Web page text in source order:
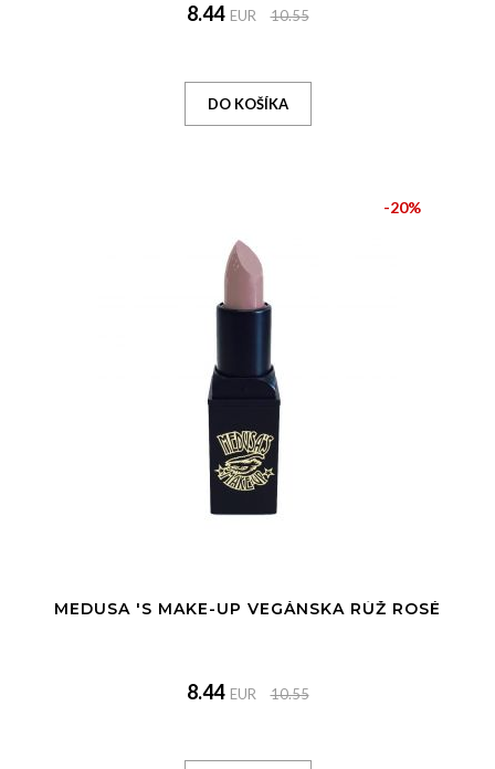
8.44 EUR 10.55
-20%
MEDUSA 'S MAKE-UP VEGÁNSKA RÚŽ ROSÉ
8.44 EUR 10.55